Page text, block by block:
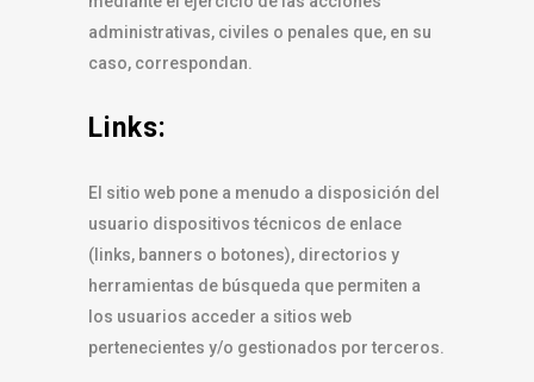
administrativas, civiles o penales que, en su
caso, correspondan.
Links:
El sitio web pone a menudo a disposición del
usuario dispositivos técnicos de enlace
(links, banners o botones), directorios y
herramientas de búsqueda que permiten a
los usuarios acceder a sitios web
pertenecientes y/o gestionados por terceros.